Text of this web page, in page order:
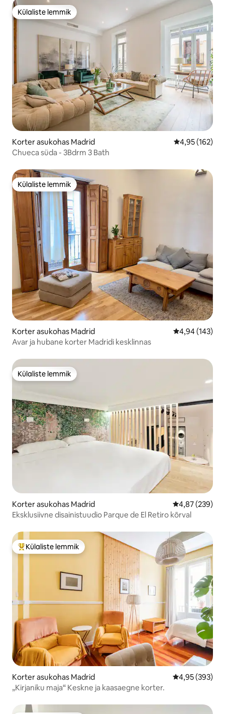
Külaliste lemmik
Külaliste lemmik
Korter asukohas Madrid Keskmine
4,95 (162)
Chueca süda - 3Bdrm 3 Bath
Külaliste lemmik
Külaliste lemmik
Korter asukohas Madrid Keskmine
4,94 (143)
Avar ja hubane korter Madridi kesklinnas
Külaliste lemmik
Külaliste lemmik
Korter asukohas Madrid Keskmine
4,87 (239)
Eksklusiivne disainistuudio Parque de El Retiro kõrval
Külaliste suur lemmik
Külaliste lemmik
Korter asukohas Madrid Keskmine
4,95 (393)
„Kirjaniku maja“ Keskne ja kaasaegne korter.